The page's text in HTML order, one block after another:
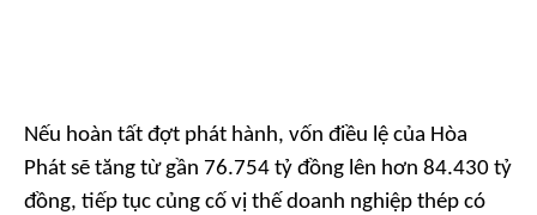
Nếu hoàn tất đợt phát hành, vốn điều lệ của Hòa
Phát sẽ tăng từ gần 76.754 tỷ đồng lên hơn 84.430 tỷ
đồng, tiếp tục củng cố vị thế doanh nghiệp thép có